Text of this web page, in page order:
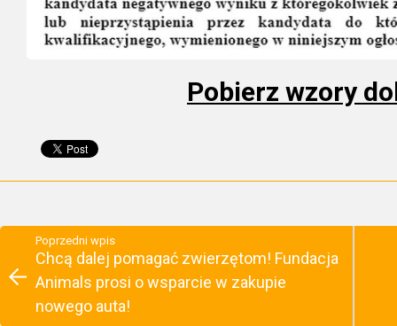
Pobierz wzory
Poprzedni wpis
Chcą dalej pomagać zwierzętom! Fundacja
Animals prosi o wsparcie w zakupie
nowego auta!